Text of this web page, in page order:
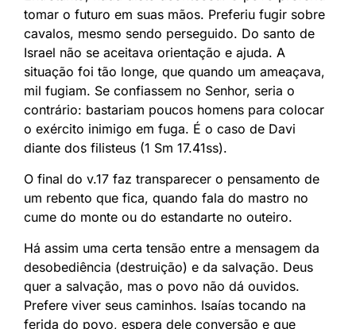
tomar o futuro em suas mãos. Preferiu fugir sobre
cavalos, mesmo sendo perseguido. Do santo de
Israel não se aceitava orientação e ajuda. A
situação foi tão longe, que quando um ameaçava,
mil fugiam. Se confiassem no Senhor, seria o
contrário: bastariam poucos homens para colocar
o exército inimigo em fuga. É o caso de Davi
diante dos filisteus (1 Sm 17.41ss).
O final do v.17 faz transparecer o pensamento de
um rebento que fica, quando fala do mastro no
cume do monte ou do estandarte no outeiro.
Há assim uma certa tensão entre a mensagem da
desobediência (destruição) e da salvação. Deus
quer a salvação, mas o povo não dá ouvidos.
Prefere viver seus caminhos. Isaías tocando na
ferida do povo, espera dele conversão e que